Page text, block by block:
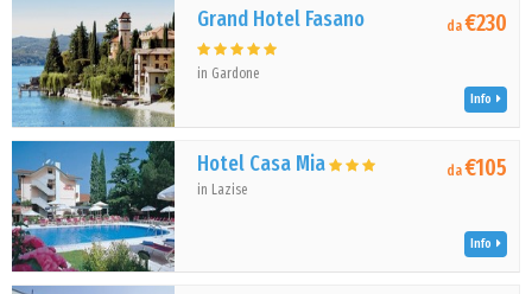
Grand Hotel Fasano
in Gardone
da€230
Info
Hotel Casa Mia
in Lazise
da€105
Info